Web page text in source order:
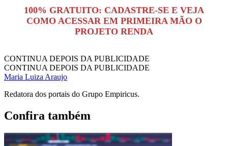
100% GRATUITO: CADASTRE-SE E VEJA
COMO ACESSAR EM PRIMEIRA MÃO O
PROJETO RENDA
CONTINUA DEPOIS DA PUBLICIDADE
CONTINUA DEPOIS DA PUBLICIDADE
Maria Luiza Araujo
Redatora dos portais do Grupo Empiricus.
Confira também